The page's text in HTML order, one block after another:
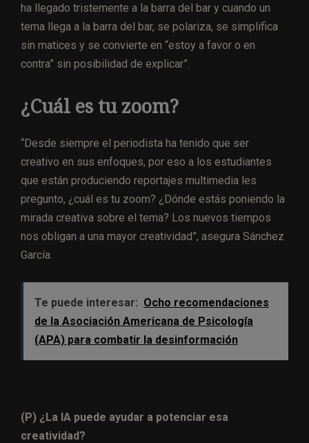
ha llegado tristemente a la barra del bar y cuando un
tema llega a la barra del bar, se polariza, se simplifica
sin matices y se convierte en “estoy a favor o en
contra” sin posibilidad de explicar”.
¿Cuál es tu zoom?
“Desde siempre el periodista ha tenido que ser
creativo en sus enfoques, por eso a los estudiantes
que están produciendo reportajes multimedia les
pregunto, ¿cuál es tu zoom? ¿Dónde estás poniendo la
mirada creativa sobre el tema? Los nuevos tiempos
nos obligan a una mayor creatividad”, asegura Sánchez
García.
Te puede interesar: Ocho recomendaciones
de la Asociación Americana de Psicología
(APA) para combatir la desinformación
(P) ¿La IA puede ayudar a potenciar esa
creatividad?